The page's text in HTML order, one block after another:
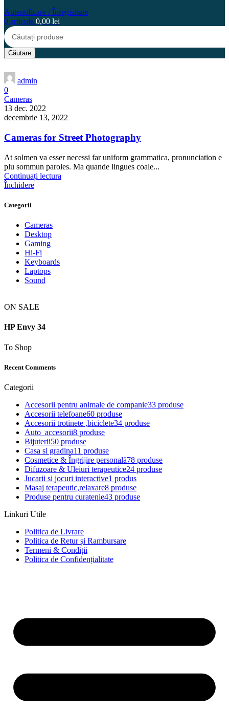
Autentificare / Înregistrare
0 articole 0,00 lei
Căutare
admin
0
Cameras
13 dec. 2022
decembrie 13, 2022
Cameras for Street Photography
At solmen va esser necessi far uniform grammatica, pronunciation e
plu sommun paroles. Ma quande lingues coale...
Continuați lectura
Închidere
Categorii
Cameras
Desktop
Gaming
Hi-Fi
Keyboards
Laptops
Sound
ON SALE
HP Envy 34
To Shop
Recent Comments
Categorii
Accesorii pentru animale de companie33 produse
Accesorii telefoane60 produse
Accesorii trotinete ,biciclete34 produse
Auto_accesorii8 produse
Bijuterii50 produse
Casa si gradina11 produse
Cosmetice & Îngrijire personală78 produse
Difuzoare & Uleiuri terapeutice24 produse
Jucarii si jocuri interactive1 produs
Masaj terapeutic,relaxare8 produse
Produse pentru curatenie43 produse
Linkuri Utile
Politica de Livrare
Politica de Retur și Rambursare
Termeni & Condiții
Politica de Confidențialitate